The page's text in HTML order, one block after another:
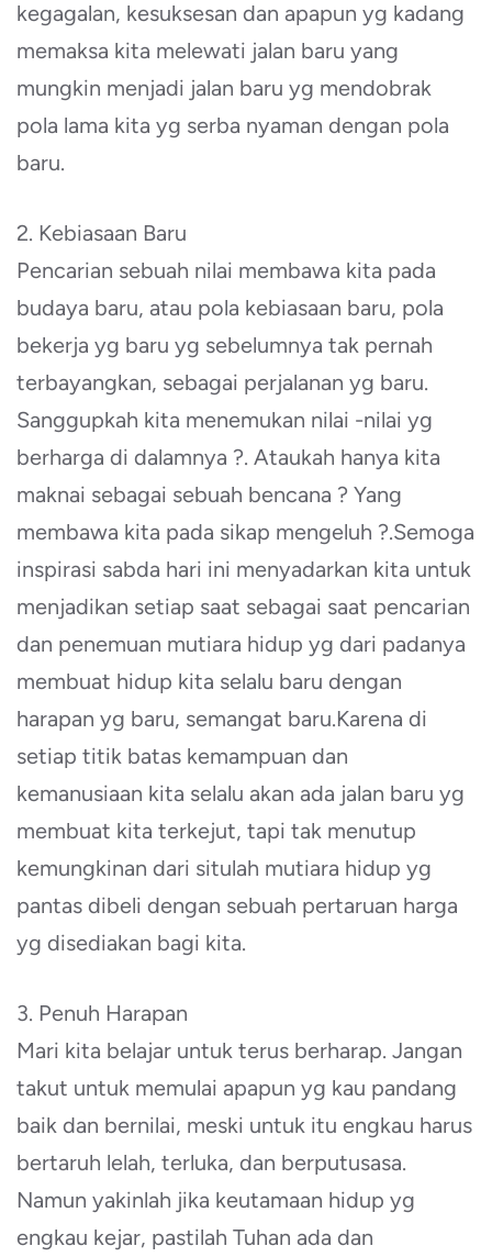
kegagalan, kesuksesan dan apapun yg kadang
memaksa kita melewati jalan baru yang
mungkin menjadi jalan baru yg mendobrak
pola lama kita yg serba nyaman dengan pola
baru.
2. Kebiasaan Baru
Pencarian sebuah nilai membawa kita pada
budaya baru, atau pola kebiasaan baru, pola
bekerja yg baru yg sebelumnya tak pernah
terbayangkan, sebagai perjalanan yg baru.
Sanggupkah kita menemukan nilai -nilai yg
berharga di dalamnya ?. Ataukah hanya kita
maknai sebagai sebuah bencana ? Yang
membawa kita pada sikap mengeluh ?.Semoga
inspirasi sabda hari ini menyadarkan kita untuk
menjadikan setiap saat sebagai saat pencarian
dan penemuan mutiara hidup yg dari padanya
membuat hidup kita selalu baru dengan
harapan yg baru, semangat baru.Karena di
setiap titik batas kemampuan dan
kemanusiaan kita selalu akan ada jalan baru yg
membuat kita terkejut, tapi tak menutup
kemungkinan dari situlah mutiara hidup yg
pantas dibeli dengan sebuah pertaruan harga
yg disediakan bagi kita.
3. Penuh Harapan
Mari kita belajar untuk terus berharap. Jangan
takut untuk memulai apapun yg kau pandang
baik dan bernilai, meski untuk itu engkau harus
bertaruh lelah, terluka, dan berputusasa.
Namun yakinlah jika keutamaan hidup yg
engkau kejar, pastilah Tuhan ada dan